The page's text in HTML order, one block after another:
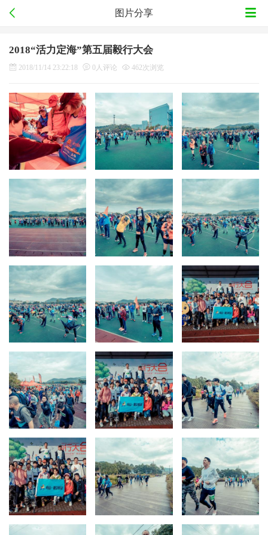
图片分享
2018“活力定海”第五届毅行大会
2018/11/14 23:22:18 0人评论 462次浏览